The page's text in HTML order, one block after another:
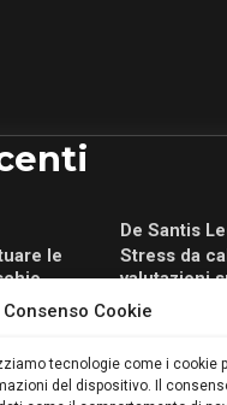
Cookie
tecnologie come i cookie
del dispositivo. Il
le
De Santis
Stress da
valutazioni
il Corso
Romeo Myrtaj
Portale
attivo
Blumatica